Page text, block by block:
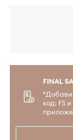
FINAL
*Добави
код: FS